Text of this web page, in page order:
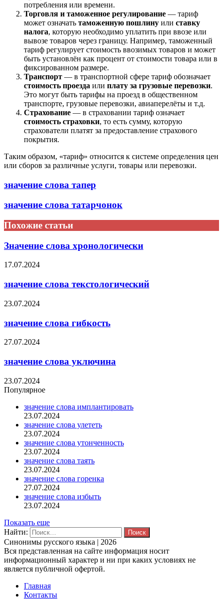
потребления или времени.
Торговля и таможенное регулирование — тариф
может означать таможенную пошлину или ставку
налога, которую необходимо уплатить при ввозе или
вывозе товаров через границу. Например, таможенный
тариф регулирует стоимость ввозимых товаров и может
быть установлён как процент от стоимости товара или в
фиксированном размере.
Транспорт — в транспортной сфере тариф обозначает
стоимость проезда или плату за грузовые перевозки.
Это могут быть тарифы на проезд в общественном
транспорте, грузовые перевозки, авиаперелёты и т.д.
Страхование — в страховании тариф означает
стоимость страховки, то есть сумму, которую
страхователи платят за предоставление страхового
покрытия.
Таким образом, «тариф» относится к системе определения цен
или сборов за различные услуги, товары или перевозки.
значение слова тапер
значение слова татарчонок
Похожие статьи
Значение слова хронологически
17.07.2024
значение слова текстологический
23.07.2024
значение слова гибкость
27.07.2024
значение слова уключина
23.07.2024
Популярное
значение слова имплантировать
23.07.2024
значение слова улететь
23.07.2024
значение слова утонченность
23.07.2024
значение слова таять
23.07.2024
значение слова горенка
27.07.2024
значение слова избыть
23.07.2024
Показать еще
Найти:
Синонимы русского языка | 2026
Вся представленная на сайте информация носит
информационный характер и ни при каких условиях не
является публичной офертой.
Главная
Контакты